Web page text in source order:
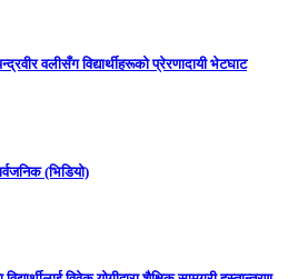
वलीसँग विद्यार्थीहरूको प्रेरणादायी भेटघाट
(भिडियो)